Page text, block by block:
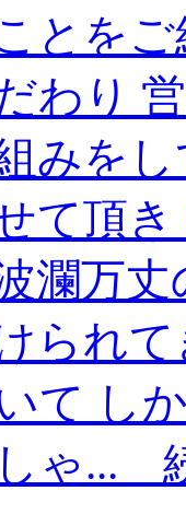
とを
わり
みを
て頂
瀾万
られ
て し
ゃ...